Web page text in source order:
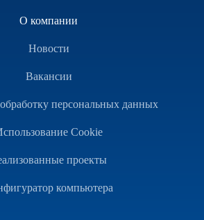
О компании
Новости
Вакансии
персональных данных
Cookie
проекты
компьютера